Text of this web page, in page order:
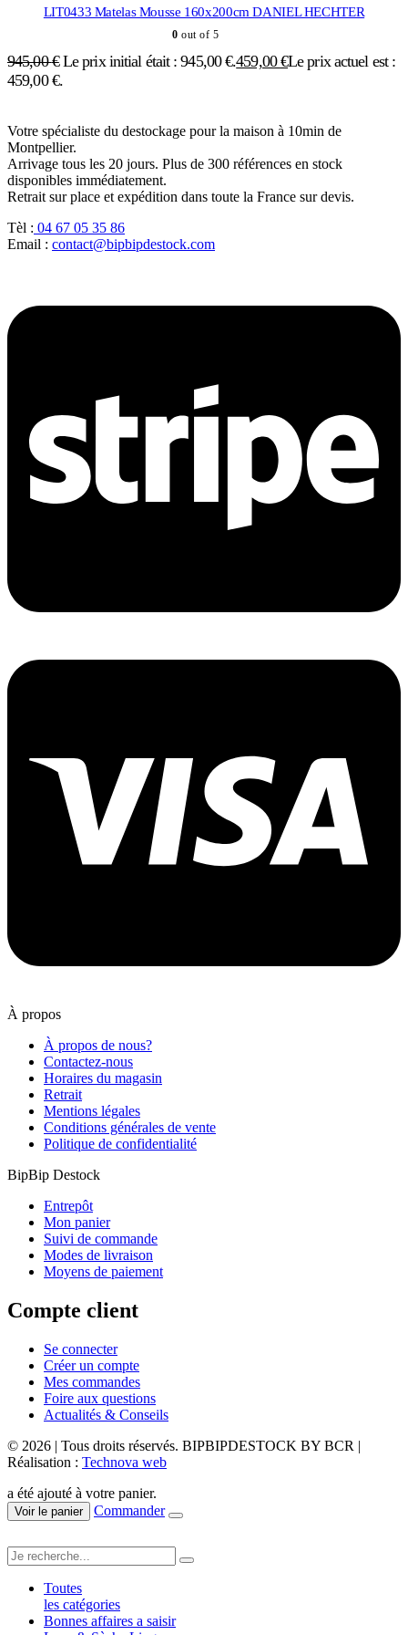
LIT0433 Matelas Mousse 160x200cm DANIEL HECHTER
0 out of 5
945,00€ Le prix initial était : 945,00 €.459,00€Le prix actuel est :
459,00 €.
Votre spécialiste du destockage pour la maison à 10min de
Montpellier.
Arrivage tous les 20 jours. Plus de 300 références en stock
disponibles immédiatement.
Retrait sur place et expédition dans toute la France sur devis.
Tèl : 04 67 05 35 86
Email : contact@bipbipdestock.com
À propos
À propos de nous?
Contactez-nous
Horaires du magasin
Retrait
Mentions légales
Conditions générales de vente
Politique de confidentialité
BipBip Destock
Entrepôt
Mon panier
Suivi de commande
Modes de livraison
Moyens de paiement
Compte client
Se connecter
Créer un compte
Mes commandes
Foire aux questions
Actualités & Conseils
© 2026 | Tous droits réservés. BIPBIPDESTOCK BY BCR |
Réalisation : Technova web
a été ajouté à votre panier.
Voir le panier Commander
Toutes
les catégories
Bonnes affaires a saisir